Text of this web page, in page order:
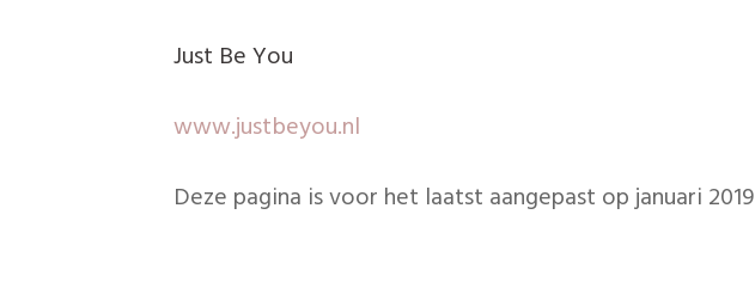
Just Be You
www.justbeyou.nl
Deze pagina is voor het laatst aangepast op januari 2019